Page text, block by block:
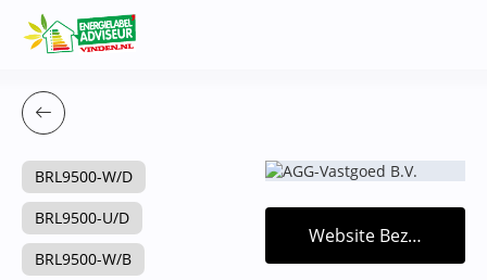
Website Bezoeken
BRL9500-W/D
BRL9500-U/D
BRL9500-W/B